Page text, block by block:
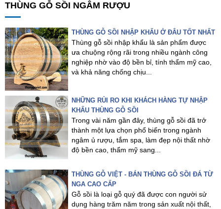
THÙNG GỖ SỒI NGÂM RƯỢU
THÙNG GỖ SỒI NHẬP KHẨU Ở ĐÂU TỐT NHẤT
Thùng gỗ sồi nhập khẩu là sản phẩm được
ưa chuộng rộng rãi trong nhiều ngành công
nghiệp nhờ vào độ bền bỉ, tính thẩm mỹ cao,
và khả năng chống chịu...
NHỮNG RỦI RO KHI KHÁCH HÀNG TỰ NHẬP
KHẨU THÙNG GỖ SỒI
Trong vài năm gần đây, thùng gỗ sồi đã trở
thành một lựa chọn phổ biến trong ngành
ngâm ủ rượu, tắm spa, làm đẹp nội thất nhờ
độ bền cao, thẩm mỹ sang...
THÙNG GỖ VIỆT - BÁN THÙNG GỖ SỒI ĐÁ TỪ
NGA CAO CẤP
Gỗ sồi là loại gỗ quý đã được con người sử
dụng hàng trăm năm trong sản xuất nội thất,